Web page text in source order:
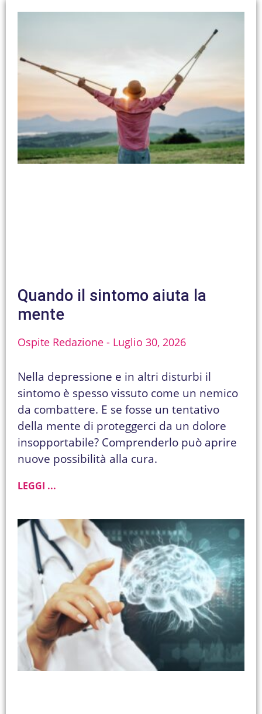
Quando il sintomo aiuta la
mente
Ospite Redazione Luglio 30, 2026
Nella depressione e in altri disturbi il
sintomo è spesso vissuto come un nemico
da combattere. E se fosse un tentativo
della mente di proteggerci da un dolore
insopportabile? Comprenderlo può aprire
nuove possibilità alla cura.
LEGGI ...